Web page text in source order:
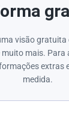
visão
mais. Para
extras
medida.